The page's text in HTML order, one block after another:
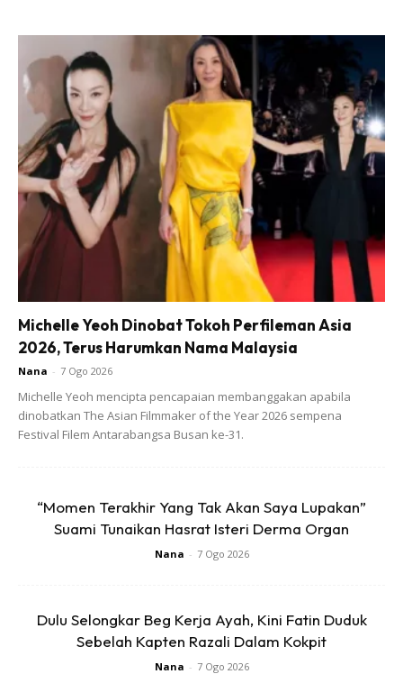
1) undercoat hycote 51WT + hycote 51WT hardener : RM98
3) EA4 finish (black) + EA4 finish hardener : RM45 seliter
Nak bancuh tu dia ada sukatan dan untuk elakkan
Michelle Yeoh Dinobat Tokoh Perfileman Asia
2026, Terus Harumkan Nama Malaysia
Nana - 7 Ogo 2026
Michelle Yeoh mencipta pencapaian membanggakan apabila
dinobatkan The Asian Filmmaker of the Year 2026 sempena
Festival Filem Antarabangsa Busan ke-31.
“Momen Terakhir Yang Tak Akan Saya Lupakan”
Suami Tunaikan Hasrat Isteri Derma Organ
Nana - 7 Ogo 2026
Dulu Selongkar Beg Kerja Ayah, Kini Fatin Duduk
Sebelah Kapten Razali Dalam Kokpit
Nana - 7 Ogo 2026